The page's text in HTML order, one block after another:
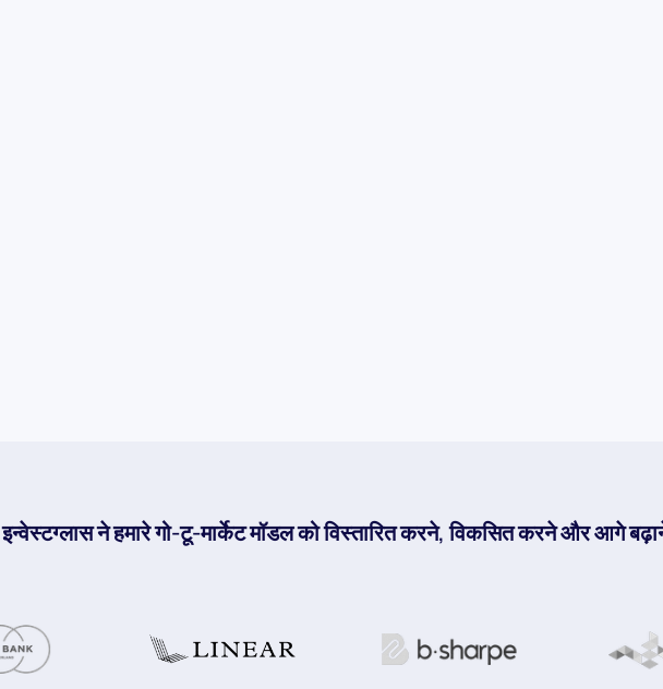
इन्वेस्टग्लास ने हमारे गो-टू-मार्केट मॉडल को विस्तारित करने, विकसित करने और आगे